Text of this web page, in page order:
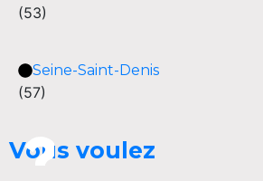
(53)
Seine-Saint-Denis
(57)
Vous voulez